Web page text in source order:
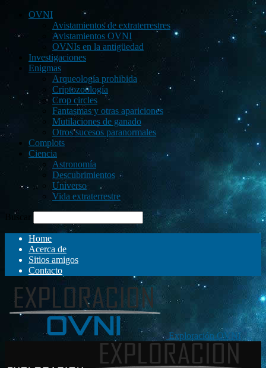
OVNI
Avistamientos de extraterrestres
Avistamientos OVNI
OVNIs en la antigüedad
Investigaciones
Enigmas
Arqueología prohibida
Criptozoología
Crop circles
Fantasmas y otras apariciones
Mutilaciones de ganado
Otros sucesos paranormales
Complots
Ciencia
Astronomía
Descubrimientos
Universo
Vida extraterrestre
Buscar
Home
Acerca de
Sitios amigos
Contacto
Exploración OVNI